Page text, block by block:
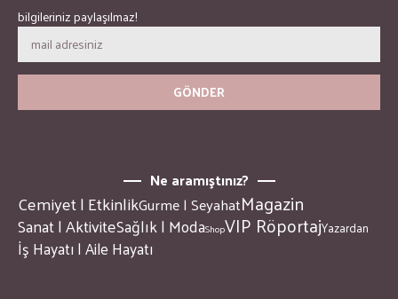
bilgileriniz paylaşılmaz!
Ne aramıştınız?
Cemiyet | EtkinlikGurme | SeyahatMagazin
Sanat | AktiviteSağlık | ModaShopVIP RöportajYazardan
İş Hayatı | Aile Hayatı